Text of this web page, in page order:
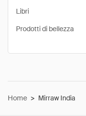
Libri
Prodotti di bellezza
Home > Mirraw India